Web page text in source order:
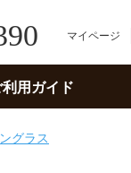
マイページ
利用ガイド
グラス